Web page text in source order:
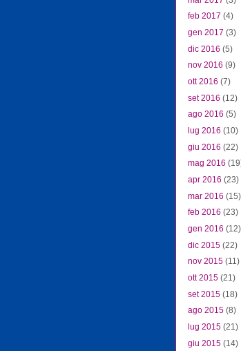
feb 2017 (4)
gen 2017 (3)
dic 2016 (5)
nov 2016 (9)
ott 2016 (7)
set 2016 (12)
ago 2016 (5)
lug 2016 (10)
giu 2016 (22)
mag 2016
apr 2016 (23)
mar 2016 (15)
feb 2016 (23)
gen 2016 (12)
dic 2015 (22)
nov 2015 (11)
ott 2015 (21)
set 2015 (18)
ago 2015 (8)
lug 2015 (21)
giu 2015 (14)